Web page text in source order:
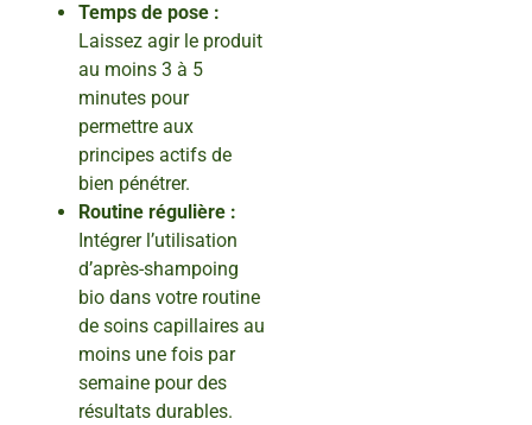
Temps de pose :
Laissez agir le produit
au moins 3 à 5
minutes pour
permettre aux
principes actifs de
bien pénétrer.
Routine régulière :
Intégrer l’utilisation
d’après-shampoing
bio dans votre routine
de soins capillaires au
moins une fois par
semaine pour des
résultats durables.